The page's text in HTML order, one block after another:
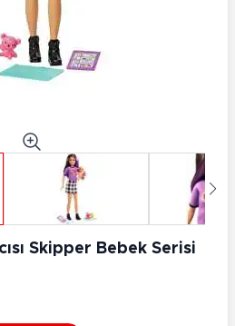
Skipper Bebek Serisi